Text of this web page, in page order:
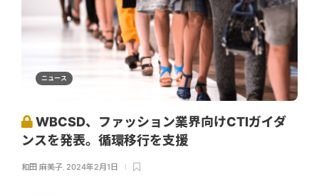
ニュース
WBCSD、ファッション業界向けCTIガイダ
ンスを発表。循環移行を支援
和田 麻美子, 2024年2月1日